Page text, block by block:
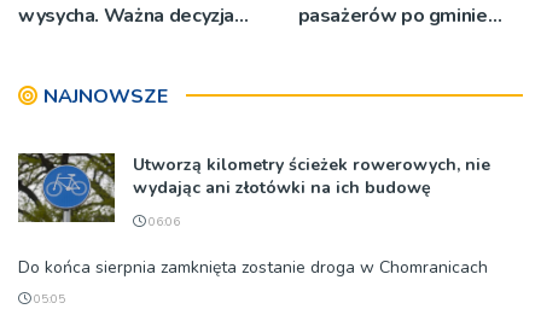
wysycha. Ważna decyzja
pasażerów po gminie
NAJNOWSZE
Utworzą kilometry ścieżek rowerowych, nie
wydając ani złotówki na ich budowę
06:06
Do końca sierpnia zamknięta zostanie droga w Chomranicach
05:05